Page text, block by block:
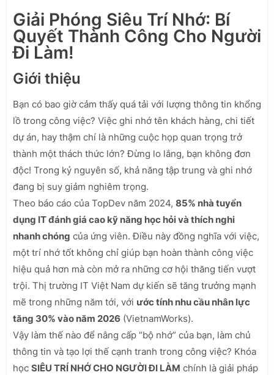
Giải Phóng Siêu Trí Nhớ: Bí
Quyết Thành Công Cho Người
Đi Làm!
Giới thiệu
Bạn có bao giờ cảm thấy quá tải với lượng thông tin khổng
lồ trong công việc? Việc ghi nhớ tên khách hàng, chi tiết
dự án, hay thậm chí là những cuộc họp quan trọng trở
thành một thách thức lớn? Đừng lo lắng, bạn không đơn
độc! Trong kỷ nguyên số, khả năng tập trung và ghi nhớ
đang bị suy giảm nghiêm trọng.
Theo báo cáo của TopDev năm 2024, 85% nhà tuyển
dụng IT đánh giá cao kỹ năng học hỏi và thích nghi
nhanh chóng của ứng viên. Điều này đồng nghĩa với việc,
một trí nhớ tốt không chỉ giúp bạn hoàn thành công việc
hiệu quả hơn mà còn mở ra những cơ hội thăng tiến vượt
trội. Thị trường IT Việt Nam dự kiến sẽ tăng trưởng mạnh
mẽ trong những năm tới, với ước tính nhu cầu nhân lực
tăng 30% vào năm 2026 (VietnamWorks).
Vậy làm thế nào để nâng cấp “bộ nhớ” của bạn, làm chủ
thông tin và tạo lợi thế cạnh tranh trong công việc? Khóa
học SIÊU TRÍ NHỚ CHO NGƯỜI ĐI LÀM chính là giải pháp